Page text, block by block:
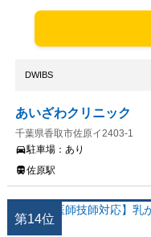
DWIBS
あいざわクリニック
千葉県香取市佐原イ2403-1
駐車場： あり
佐原駅
第14位